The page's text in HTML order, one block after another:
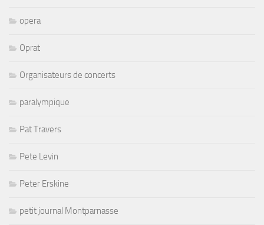
opera
Oprat
Organisateurs de concerts
paralympique
Pat Travers
Pete Levin
Peter Erskine
petit journal Montparnasse